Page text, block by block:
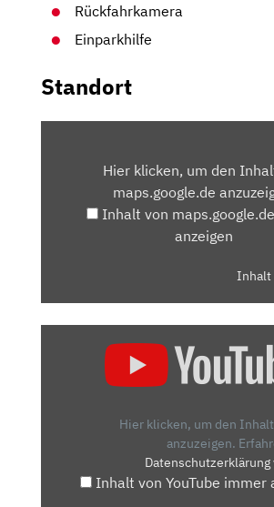
Rückfahrkamera
Einparkhilfe
Standort
MAPS.GOOGLE.DEHier klicken, um den
maps.google.de
Inhalt von
anzeigen
Inhalt
GLADIATOR
FAHRBERICHT
Hier klicken, um den Inhalt
anzuzeigen.
Datenschutzerklärung
Inhalt von YouTube immer